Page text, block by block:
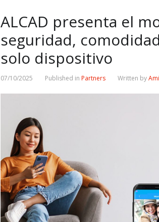
ALCAD presenta el
seguridad,
solo dispositivo
07/10/2025 Published in Partners Written by